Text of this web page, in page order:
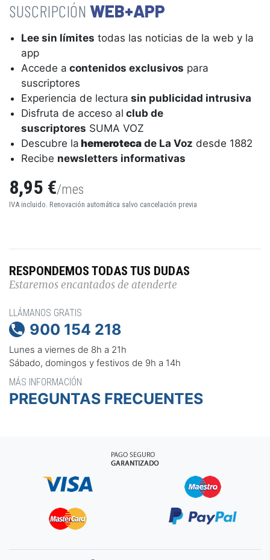
WEB+APP
Lee sin límites todas las noticias de la web y la
app
Accede a contenidos exclusivos para
suscriptores
Experiencia de lectura sin publicidad intrusiva
Disfruta de acceso al club de
suscriptores SUMA VOZ
Descubre la hemeroteca de La Voz desde 1882
Recibe newsletters informativas
8,95 €/mes
IVA incluido. Renovación automática salvo cancelación previa
RESPONDEMOS TODAS TUS DUDAS
Estaremos encantados de atenderte
LLÁMANOS GRATIS
 900 154 218
Lunes a viernes de 8h a 21h
Sábado, domingos y festivos de 9h a 14h
MÁS INFORMACIÓN
PREGUNTAS FRECUENTES